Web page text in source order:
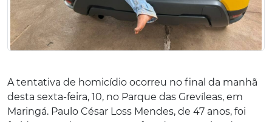
A tentativa de homicídio ocorreu no final da manhã
desta sexta-feira, 10, no Parque das Grevíleas, em
Maringá. Paulo César Loss Mendes, de 47 anos, foi